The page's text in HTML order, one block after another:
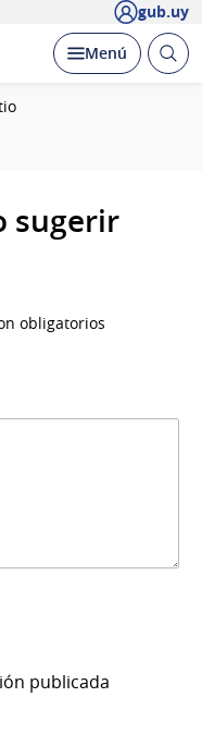
gub.uy
Desplegar
Menú Abrir
sugerir
obligatorios
publicada